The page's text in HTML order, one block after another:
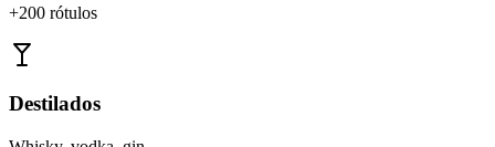
+200 rótulos
Destilados